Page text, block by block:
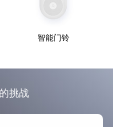
智能门铃
挑战